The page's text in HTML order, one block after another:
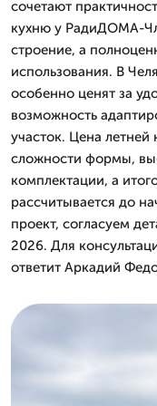
сочетают
кухню у РадиДОМА-
строение, а
использования. В
особенно ценят за
возможность
участок. Цена летней
сложности формы,
комплектации, а
рассчитывается до
проект, согласуем
2026. Для
ответит Аркадий